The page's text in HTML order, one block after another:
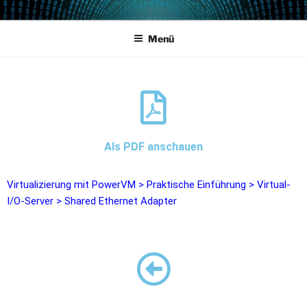
POWERCAMPUS 01
Home of the LPAR-Tool
Menü
Als PDF anschauen
Virtualizierung mit PowerVM > Praktische Einführung > Virtual-
I/O-Server > Shared Ethernet Adapter